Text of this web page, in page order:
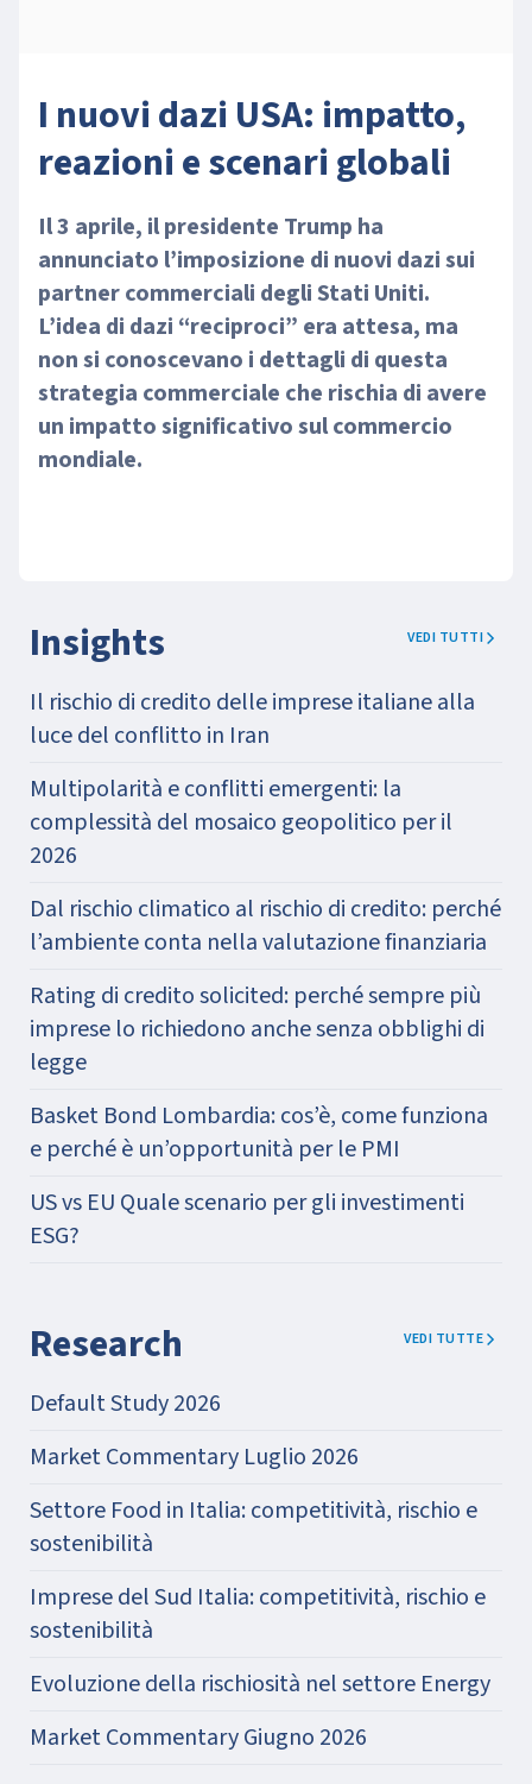
I nuovi dazi USA: impatto,
reazioni e scenari globali
Il 3 aprile, il presidente Trump ha
annunciato l’imposizione di nuovi dazi sui
partner commerciali degli Stati Uniti.
L’idea di dazi “reciproci” era attesa, ma
non si conoscevano i dettagli di questa
strategia commerciale che rischia di avere
un impatto significativo sul commercio
mondiale.
Insights VEDI TUTTI
Il rischio di credito delle imprese italiane alla
luce del conflitto in Iran
Multipolarità e conflitti emergenti: la
complessità del mosaico geopolitico per il
2026
Dal rischio climatico al rischio di credito: perché
l’ambiente conta nella valutazione finanziaria
Rating di credito solicited: perché sempre più
imprese lo richiedono anche senza obblighi di
legge
Basket Bond Lombardia: cos’è, come funziona
e perché è un’opportunità per le PMI
US vs EU Quale scenario per gli investimenti
ESG?
Research VEDI TUTTE
Default Study 2026
Market Commentary Luglio 2026
Settore Food in Italia: competitività, rischio e
sostenibilità
Imprese del Sud Italia: competitività, rischio e
sostenibilità
Evoluzione della rischiosità nel settore Energy
Market Commentary Giugno 2026